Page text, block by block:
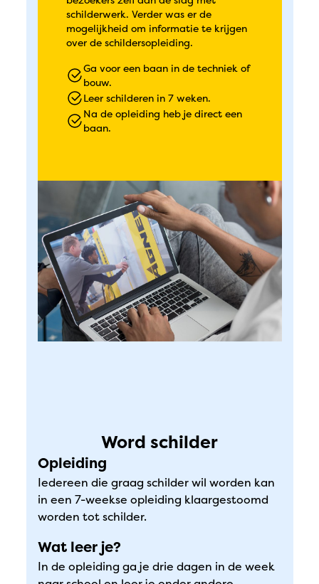
schilderwerk. Verder was er de
mogelijkheid om informatie te krijgen
over de schildersopleiding.
Ga voor een baan in de techniek of
bouw.
Leer schilderen in 7 weken.
Na de opleiding heb je direct een
baan.
Word schilder
Opleiding
Iedereen die graag schilder wil worden kan
in een 7-weekse opleiding klaargestoomd
worden tot schilder.
Wat leer je?
In de opleiding ga je drie dagen in de week